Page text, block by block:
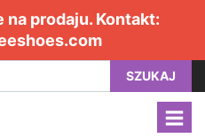
na prodaju. Kontakt:
SZUKAJ